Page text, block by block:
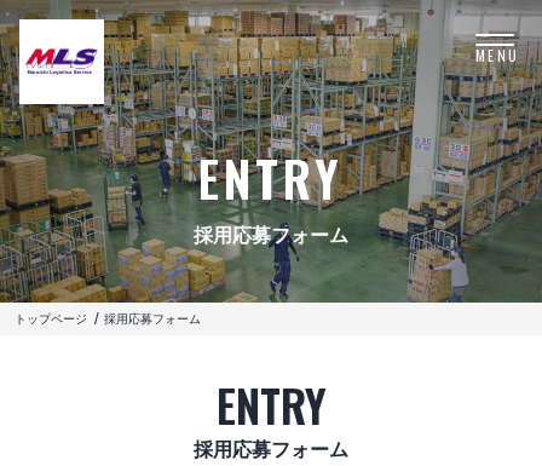
MENU
ENTRY
採用応募フォーム
トップページ 採用応募フォーム
ENTRY
採用応募フォーム